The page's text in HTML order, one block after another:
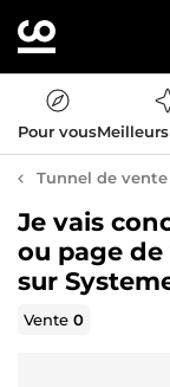
Pour vous
Tunnel de vente
Je vais
ou page
sur
Vente0